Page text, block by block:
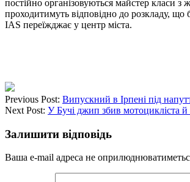
постійно організовуються майстер класи
проходитимуть відповідно до розкладу,
IAS переїжджає у центр міста.
Previous Post: Випускний в Ірпені під
Next Post: У Бучі джип збив мотоцикліста й
Залишити відповідь
Ваша e-mail адреса не